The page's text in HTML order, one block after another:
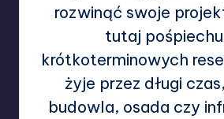
rozwinąć swoje
tutaj
krótkoterminowych
żyje przez długi
budowla, osada czy